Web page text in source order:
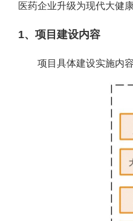
医药企业升级为现代大健
1、项目建设内容
项目具体建设实施内容